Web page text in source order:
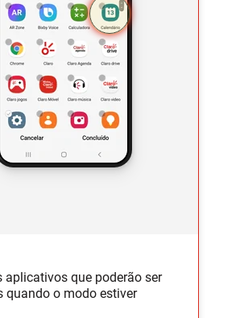
aplicativos que poderão ser
quando o modo estiver